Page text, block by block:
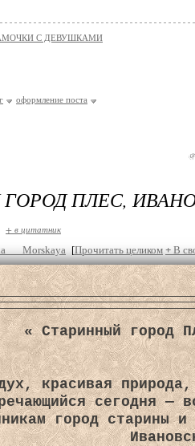
РАМОЧКИ С ДЕВУШКАМИ
оформление поста
ПЛЕС,
+ в цитатник
[Прочитать целиком + В
« Старинный город
красивая
сегодня —
город старины